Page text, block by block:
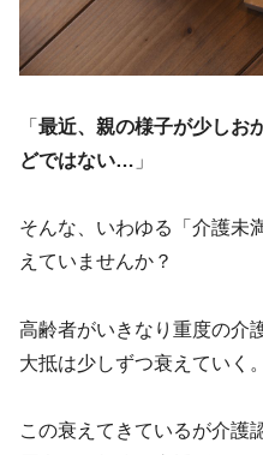
「 最近、親の様子が少しお
どではない… 」
そんな、いわゆる「介護未
えていませんか？
高齢者がいきなり重度の介
大抵は少しずつ衰えていく。
この衰えてきているが介護